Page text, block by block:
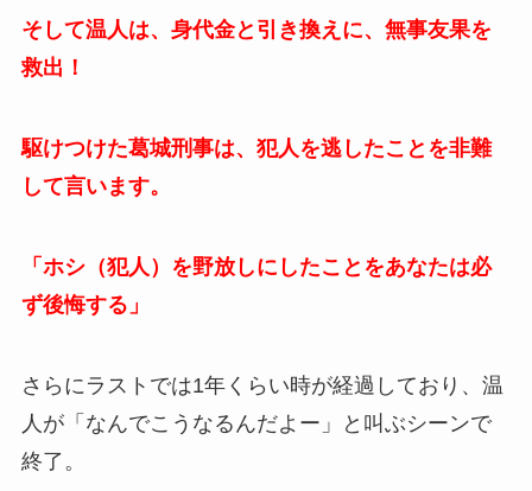
そして温人は、身代金と引き換えに、無事友果を
救出！
駆けつけた葛城刑事は、犯人を逃したことを非難
して言います。
「ホシ（犯人）を野放しにしたことをあなたは必
ず後悔する」
さらにラストでは1年くらい時が経過しており、温
人が「なんでこうなるんだよー」と叫ぶシーンで
終了。